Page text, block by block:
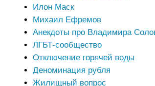
Илон Маск
Михаил Ефремов
Анекдоты про Владимира
ЛГБТ-сообщество
Отключение горячей воды
Деноминация рубля
Жилищный вопрос